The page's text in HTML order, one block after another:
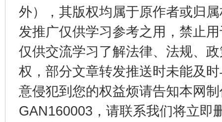
外），其版权均属于原作者或归
发推广仅供学习参考之用，禁止
仅供交流学习了解法律、法规、
权，部分文章转发推送时未能及
意侵犯到您的权益烦请告知本网
GAN160003，请联系我们将立即
千年窑火 生生不息 一